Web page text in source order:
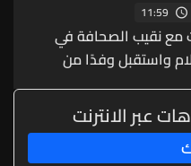
11:59
نقيب الصحافة في
واستقبل وفدًا من
عبر الانترنت